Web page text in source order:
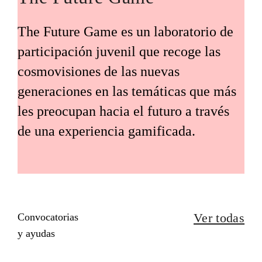
The Future Game es un laboratorio de
participación juvenil que recoge las
cosmovisiones de las nuevas
generaciones en las temáticas que más
les preocupan hacia el futuro a través
de una experiencia gamificada.
Convocatorias
y ayudas
Ver todas